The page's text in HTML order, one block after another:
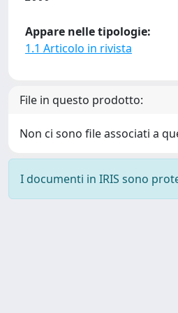
Appare nelle tipologie:
1.1 Articolo in rivista
File in questo prodotto:
Non ci sono file associati a
I documenti in IRIS sono